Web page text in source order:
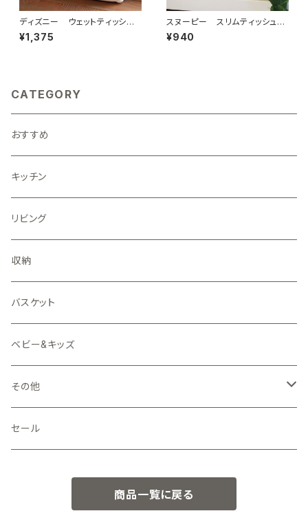
ディズニー ウェットティッシュ
ケース
¥1,375
スヌーピー スリムティッシュボ
トル
¥940
CATEGORY
おすすめ
キッチン
リビング
収納
バスケット
ベビー&キッズ
その他
押し型
セール
商品一覧に戻る